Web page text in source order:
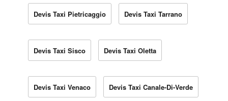
Devis Taxi Pietricaggio Devis Taxi Tarrano
Devis Taxi Sisco Devis Taxi Oletta
Devis Taxi Venaco Devis Taxi Canale-Di-Verde